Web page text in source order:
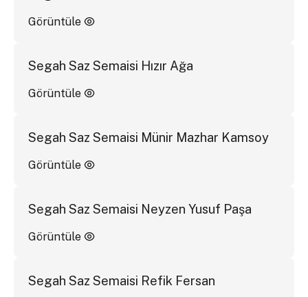
Görüntüle
Segah Saz Semaisi Hızır Ağa
Görüntüle
Segah Saz Semaisi Münir Mazhar Kamsoy
Görüntüle
Segah Saz Semaisi Neyzen Yusuf Paşa
Görüntüle
Segah Saz Semaisi Refik Fersan